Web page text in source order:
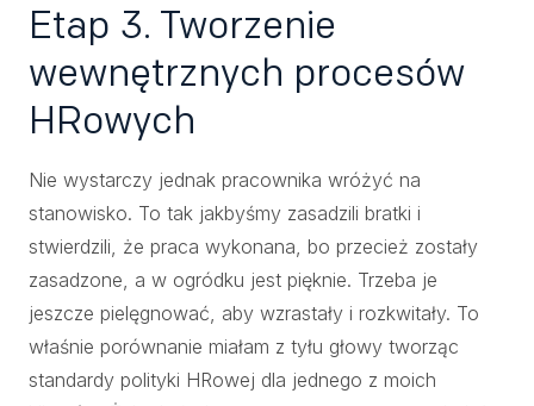
Etap 3. Tworzenie
wewnętrznych procesów
HRowych
Nie wystarczy jednak pracownika wróżyć na
stanowisko. To tak jakbyśmy zasadzili bratki i
stwierdzili, że praca wykonana, bo przecież zostały
zasadzone, a w ogródku jest pięknie. Trzeba je
jeszcze pielęgnować, aby wzrastały i rozkwitały. To
właśnie porównanie miałam z tyłu głowy tworząc
standardy polityki HRowej dla jednego z moich